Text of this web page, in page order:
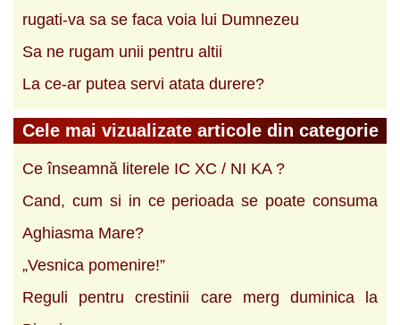
rugati-va sa se faca voia lui Dumnezeu
Sa ne rugam unii pentru altii
La ce-ar putea servi atata durere?
Cele mai vizualizate articole din categorie
Ce înseamnă literele IC XC / NI KA ?
Cand, cum si in ce perioada se poate consuma
Aghiasma Mare?
„Vesnica pomenire!”
Reguli pentru crestinii care merg duminica la